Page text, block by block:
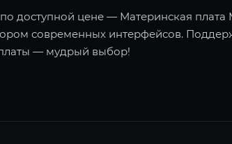
доступной цене — Материнская плата
современных интерфейсов.
— мудрый выбор!